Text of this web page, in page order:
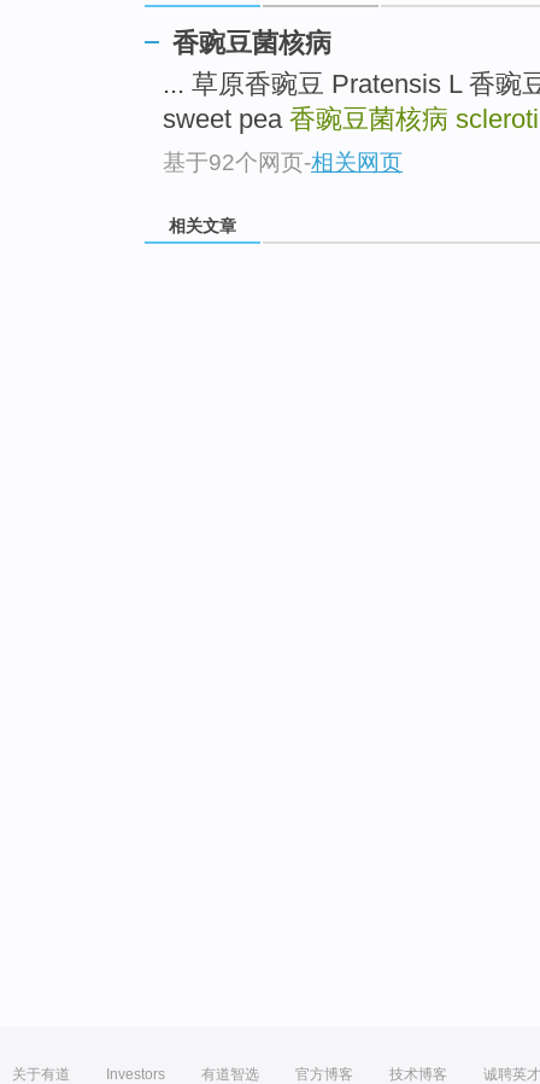
香豌豆菌核病
... 草原香豌豆 Pratensis L 香豌
sweet pea 香豌豆菌核病
基于92个网页-相关网页
相关文章
关于有道 Investors 有道智选 官方博客 技术博客 诚聘英才